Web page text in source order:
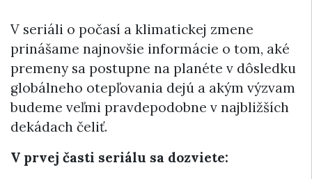
V seriáli o počasí a klimatickej zmene
prinášame najnovšie informácie o tom, aké
premeny sa postupne na planéte v dôsledku
globálneho otepľovania dejú a akým výzvam
budeme veľmi pravdepodobne v najbližších
dekádach čeliť.
V prvej časti seriálu sa dozviete: